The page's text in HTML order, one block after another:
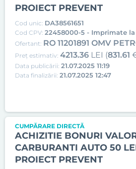
PROIECT PREVENT
Cod unic: DA38561651
Cod CPV: 22458000-5 - Imprimate
Ofertant: RO 11201891 OMV
Preț estimativ: 4213.36 LEI (831.61
Data publicării: 21.07.2025 11:19
Data finalizării: 21.07.2025 12:47
CUMPĂRARE DIRECTĂ
ACHIZITIE BONURI
CARBURANTI AUTO 50
PROIECT PREVENT